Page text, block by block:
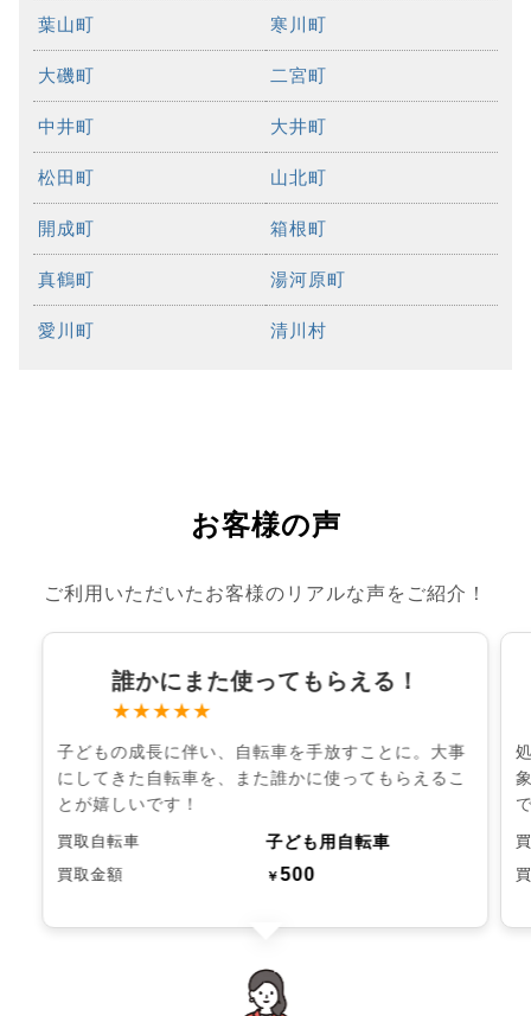
葉山町 寒川町
大磯町 二宮町
中井町 大井町
松田町 山北町
開成町 箱根町
真鶴町 湯河原町
愛川町 清川村
お客様の声
ご利用いただいたお客様のリアルな声をご紹介！
誰かにまた使ってもらえる！
★★★★★
子どもの成長に伴い、自転車を手放すことに。大事
にしてきた自転車を、また誰かに使ってもらえるこ
とが嬉しいです！
買取自転車 子ども用自転車
買取金額 ￥500
chevron_left chevron_right